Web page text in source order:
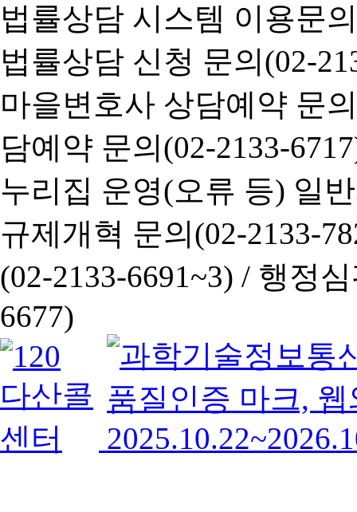
법률상담 시스템 이용문
법률상담 신청 문의(02-
마을변호사 상담예약 문
담예약 문의(02-2133-
누리집 운영(오류 등) 일
규제개혁 문의(02-2133-
(02-2133-6691~3) / 행정심
6677)